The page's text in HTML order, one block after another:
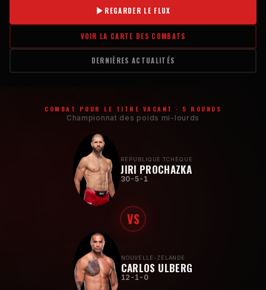
REGARDER LE FLUX
VOIR LA CARTE DES COMBATS
DERNIÈRES ACTUALITÉS
COMBAT POUR LE TITRE VACANT · 5 ROUNDS
Championnat des poids mi-lourds
RÉPUBLIQUE TCHÈQUE
JIRI PROCHAZKA
30-5-1
VS
NOUVELLE-ZÉLANDE
CARLOS ULBERG
12-1-0